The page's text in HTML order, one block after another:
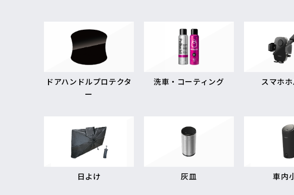
ドアハンドルプロテクタ
ー
洗車・コーティング スマホ
日よけ 灰皿 車内